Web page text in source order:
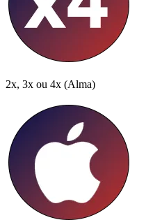
2x, 3x ou 4x (Alma)